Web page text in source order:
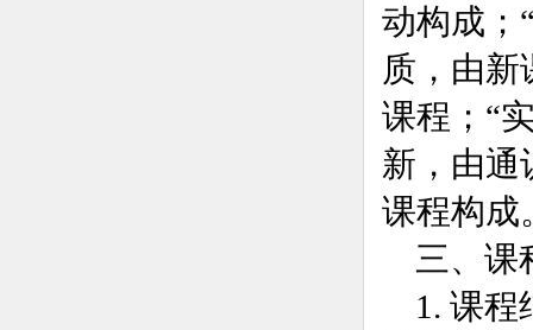
动构成；
质，由新
课程 ； “
新，由通
课程构成
三、课
1. 课程